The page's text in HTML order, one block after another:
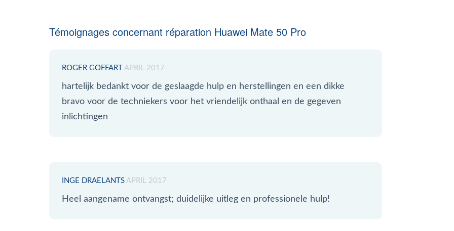
Témoignages concernant réparation Huawei Mate 50 Pro
ROGER GOFFART APRIL 2017
hartelijk bedankt voor de geslaagde hulp en herstellingen en een dikke
bravo voor de techniekers voor het vriendelijk onthaal en de gegeven
inlichtingen
INGE DRAELANTS APRIL 2017
Heel aangename ontvangst; duidelijke uitleg en professionele hulp!